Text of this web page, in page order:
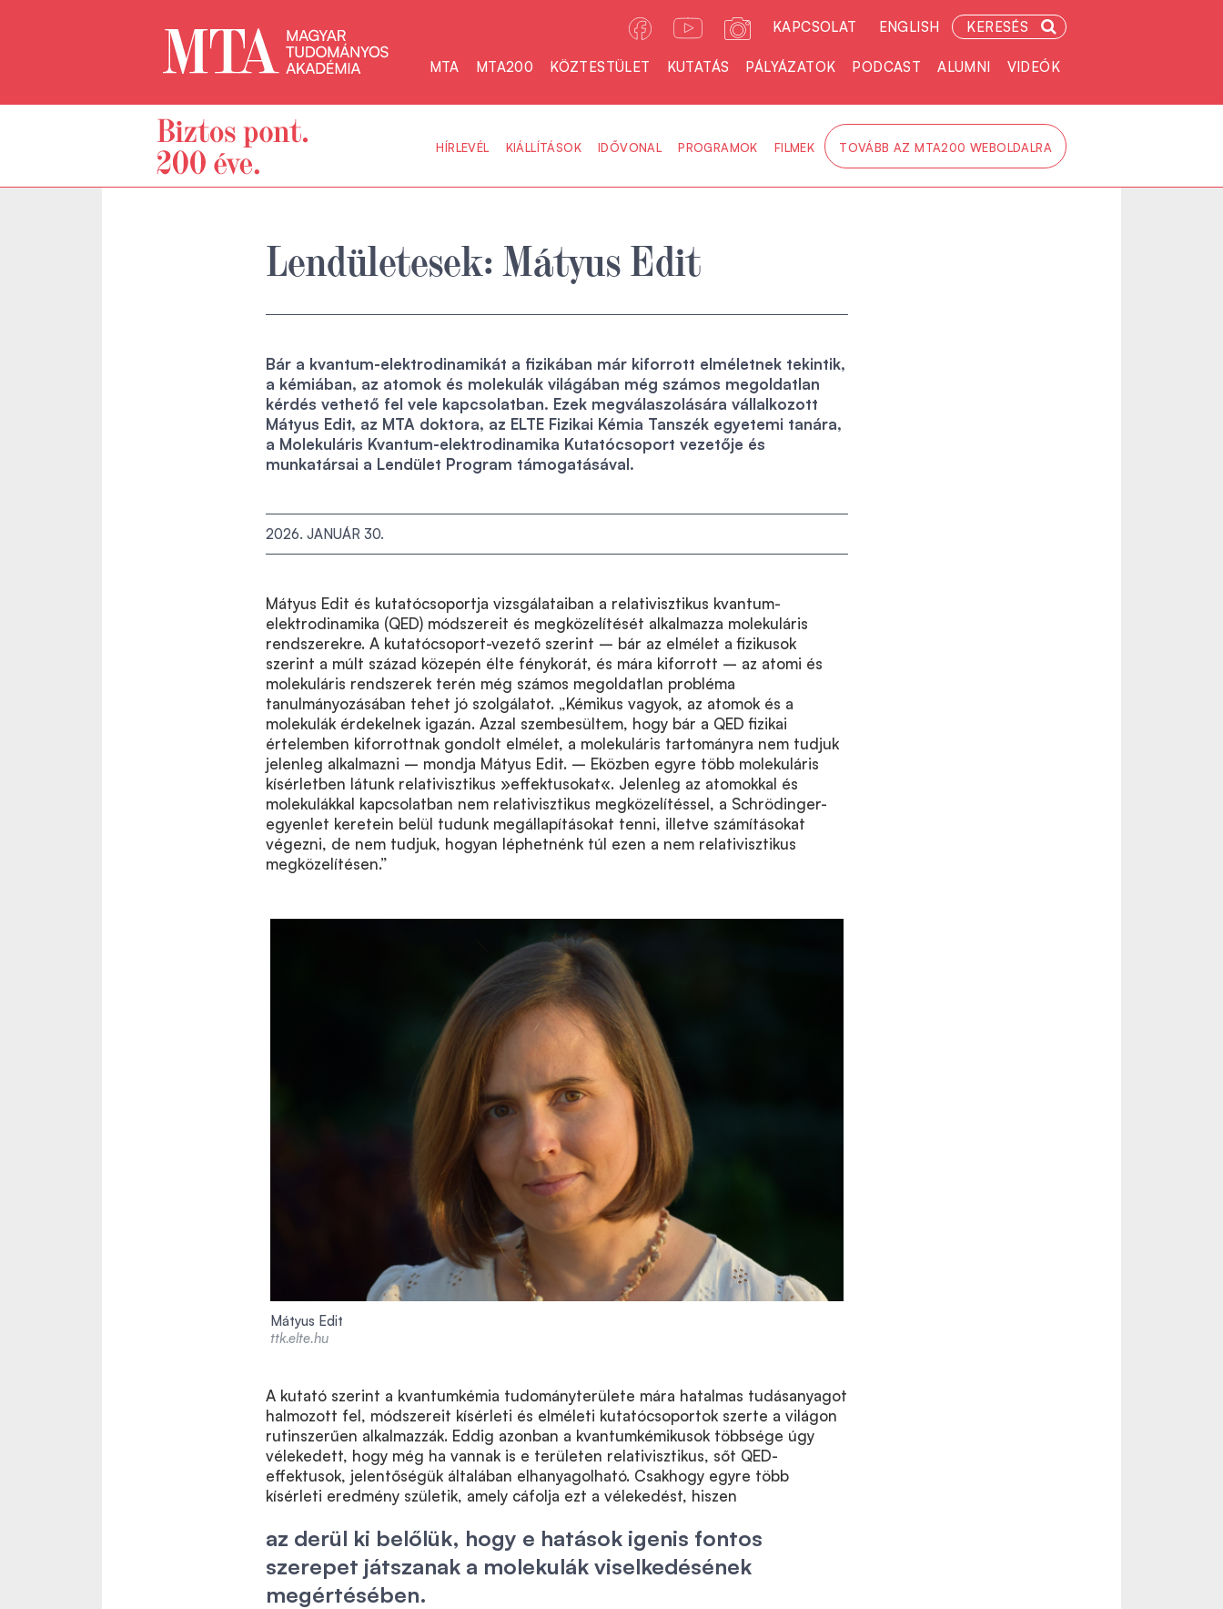
KAPCSOLAT ENGLISH KERESÉS
MTA MTA200 KÖZTESTÜLET KUTATÁS PÁLYÁZATOK PODCAST ALUMNI VIDEÓK
HÍRLEVÉL KIÁLLÍTÁSOK IDŐVONAL PROGRAMOK FILMEK TOVÁBB AZ MTA200 WEBOLDALRA
Lendületesek: Mátyus Edit
Bár a kvantum-elektrodinamikát a fizikában már kiforrott elméletnek tekintik,
a kémiában, az atomok és molekulák világában még számos megoldatlan
kérdés vethető fel vele kapcsolatban. Ezek megválaszolására vállalkozott
Mátyus Edit, az MTA doktora, az ELTE Fizikai Kémia Tanszék egyetemi tanára,
a Molekuláris Kvantum-elektrodinamika Kutatócsoport vezetője és
munkatársai a Lendület Program támogatásával.
2026. JANUÁR 30.
Mátyus Edit és kutatócsoportja vizsgálataiban a relativisztikus kvantum-
elektrodinamika (QED) módszereit és megközelítését alkalmazza molekuláris
rendszerekre. A kutatócsoport-vezető szerint – bár az elmélet a fizikusok
szerint a múlt század közepén élte fénykorát, és mára kiforrott – az atomi és
molekuláris rendszerek terén még számos megoldatlan probléma
tanulmányozásában tehet jó szolgálatot. „Kémikus vagyok, az atomok és a
molekulák érdekelnek igazán. Azzal szembesültem, hogy bár a QED fizikai
értelemben kiforrottnak gondolt elmélet, a molekuláris tartományra nem tudjuk
jelenleg alkalmazni – mondja Mátyus Edit. – Eközben egyre több molekuláris
kísérletben látunk relativisztikus »effektusokat«. Jelenleg az atomokkal és
molekulákkal kapcsolatban nem relativisztikus megközelítéssel, a Schrödinger-
egyenlet keretein belül tudunk megállapításokat tenni, illetve számításokat
végezni, de nem tudjuk, hogyan léphetnénk túl ezen a nem relativisztikus
megközelítésen.”
Mátyus Edit
ttk.elte.hu
A kutató szerint a kvantumkémia tudományterülete mára hatalmas tudásanyagot
halmozott fel, módszereit kísérleti és elméleti kutatócsoportok szerte a világon
rutinszerűen alkalmazzák. Eddig azonban a kvantumkémikusok többsége úgy
vélekedett, hogy még ha vannak is e területen relativisztikus, sőt QED-
effektusok, jelentőségük általában elhanyagolható. Csakhogy egyre több
kísérleti eredmény születik, amely cáfolja ezt a vélekedést, hiszen
az derül ki belőlük, hogy e hatások igenis fontos
szerepet játszanak a molekulák viselkedésének
megértésében.